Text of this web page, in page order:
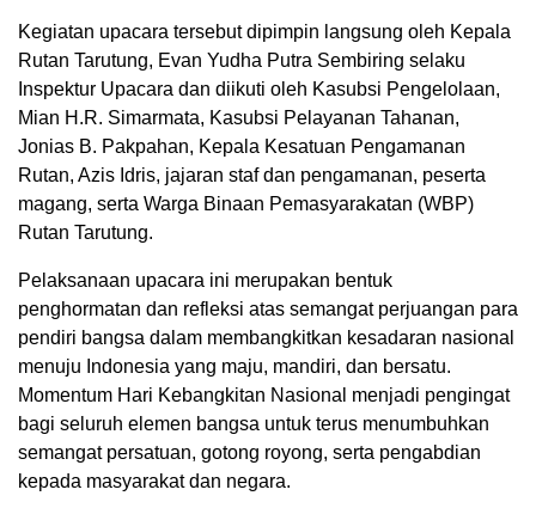
Kegiatan upacara tersebut dipimpin langsung oleh Kepala
Rutan Tarutung, Evan Yudha Putra Sembiring selaku
Inspektur Upacara dan diikuti oleh Kasubsi Pengelolaan,
Mian H.R. Simarmata, Kasubsi Pelayanan Tahanan,
Jonias B. Pakpahan, Kepala Kesatuan Pengamanan
Rutan, Azis Idris, jajaran staf dan pengamanan, peserta
magang, serta Warga Binaan Pemasyarakatan (WBP)
Rutan Tarutung.
Pelaksanaan upacara ini merupakan bentuk
penghormatan dan refleksi atas semangat perjuangan para
pendiri bangsa dalam membangkitkan kesadaran nasional
menuju Indonesia yang maju, mandiri, dan bersatu.
Momentum Hari Kebangkitan Nasional menjadi pengingat
bagi seluruh elemen bangsa untuk terus menumbuhkan
semangat persatuan, gotong royong, serta pengabdian
kepada masyarakat dan negara.